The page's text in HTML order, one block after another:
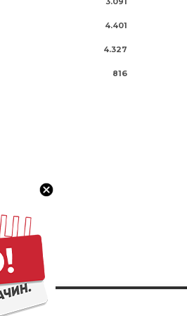
4.401
4.327
816